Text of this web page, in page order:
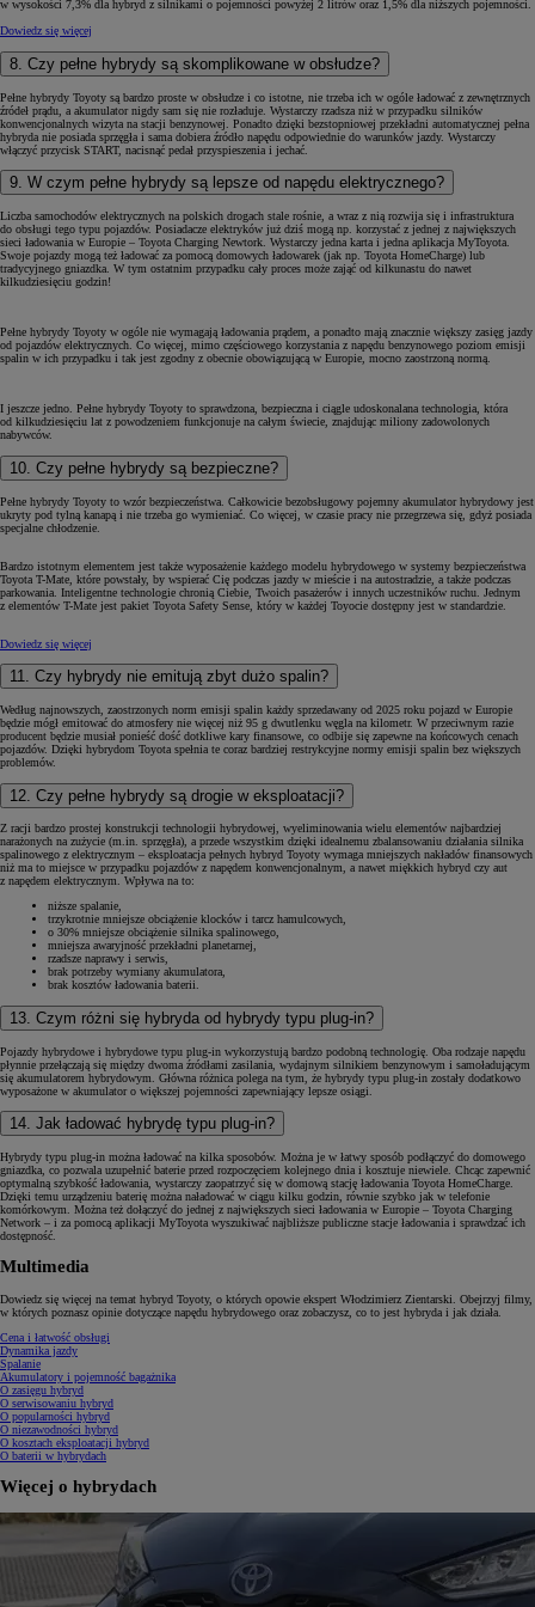
w wysokości 7,3% dla hybryd z silnikami o pojemności powyżej 2 litrów oraz 1,5% dla niższych pojemności.
Dowiedz się więcej
8. Czy pełne hybrydy są skomplikowane w obsłudze?
Pełne hybrydy Toyoty są bardzo proste w obsłudze i co istotne, nie trzeba ich w ogóle ładować z zewnętrznych
źródeł prądu, a akumulator nigdy sam się nie rozładuje. Wystarczy rzadsza niż w przypadku silników
konwencjonalnych wizyta na stacji benzynowej. Ponadto dzięki bezstopniowej przekładni automatycznej pełna
hybryda nie posiada sprzęgła i sama dobiera źródło napędu odpowiednie do warunków jazdy. Wystarczy
włączyć przycisk START, nacisnąć pedał przyspieszenia i jechać.
9. W czym pełne hybrydy są lepsze od napędu elektrycznego?
Liczba samochodów elektrycznych na polskich drogach stale rośnie, a wraz z nią rozwija się i infrastruktura
do obsługi tego typu pojazdów. Posiadacze elektryków już dziś mogą np. korzystać z jednej z największych
sieci ładowania w Europie – Toyota Charging Newtork. Wystarczy jedna karta i jedna aplikacja MyToyota.
Swoje pojazdy mogą też ładować za pomocą domowych ładowarek (jak np. Toyota HomeCharge) lub
tradycyjnego gniazdka. W tym ostatnim przypadku cały proces może zająć od kilkunastu do nawet
kilkudziesięciu godzin!
Pełne hybrydy Toyoty w ogóle nie wymagają ładowania prądem, a ponadto mają znacznie większy zasięg jazdy
od pojazdów elektrycznych. Co więcej, mimo częściowego korzystania z napędu benzynowego poziom emisji
spalin w ich przypadku i tak jest zgodny z obecnie obowiązującą w Europie, mocno zaostrzoną normą.
I jeszcze jedno. Pełne hybrydy Toyoty to sprawdzona, bezpieczna i ciągle udoskonalana technologia, która
od kilkudziesięciu lat z powodzeniem funkcjonuje na całym świecie, znajdując miliony zadowolonych
nabywców.
10. Czy pełne hybrydy są bezpieczne?
Pełne hybrydy Toyoty to wzór bezpieczeństwa. Całkowicie bezobsługowy pojemny akumulator hybrydowy jest
ukryty pod tylną kanapą i nie trzeba go wymieniać. Co więcej, w czasie pracy nie przegrzewa się, gdyż posiada
specjalne chłodzenie.
Bardzo istotnym elementem jest także wyposażenie każdego modelu hybrydowego w systemy bezpieczeństwa
Toyota T-Mate, które powstały, by wspierać Cię podczas jazdy w mieście i na autostradzie, a także podczas
parkowania. Inteligentne technologie chronią Ciebie, Twoich pasażerów i innych uczestników ruchu. Jednym
z elementów T-Mate jest pakiet Toyota Safety Sense, który w każdej Toyocie dostępny jest w standardzie.
Dowiedz się więcej
11. Czy hybrydy nie emitują zbyt dużo spalin?
Według najnowszych, zaostrzonych norm emisji spalin każdy sprzedawany od 2025 roku pojazd w Europie
będzie mógł emitować do atmosfery nie więcej niż 95 g dwutlenku węgla na kilometr. W przeciwnym razie
producent będzie musiał ponieść dość dotkliwe kary finansowe, co odbije się zapewne na końcowych cenach
pojazdów. Dzięki hybrydom Toyota spełnia te coraz bardziej restrykcyjne normy emisji spalin bez większych
problemów.
12. Czy pełne hybrydy są drogie w eksploatacji?
Z racji bardzo prostej konstrukcji technologii hybrydowej, wyeliminowania wielu elementów najbardziej
narażonych na zużycie (m.in. sprzęgła), a przede wszystkim dzięki idealnemu zbalansowaniu działania silnika
spalinowego z elektrycznym – eksploatacja pełnych hybryd Toyoty wymaga mniejszych nakładów finansowych
niż ma to miejsce w przypadku pojazdów z napędem konwencjonalnym, a nawet miękkich hybryd czy aut
z napędem elektrycznym. Wpływa na to:
niższe spalanie,
trzykrotnie mniejsze obciążenie klocków i tarcz hamulcowych,
o 30% mniejsze obciążenie silnika spalinowego,
mniejsza awaryjność przekładni planetarnej,
rzadsze naprawy i serwis,
brak potrzeby wymiany akumulatora,
brak kosztów ładowania baterii.
13. Czym różni się hybryda od hybrydy typu plug-in?
Pojazdy hybrydowe i hybrydowe typu plug-in wykorzystują bardzo podobną technologię. Oba rodzaje napędu
płynnie przełączają się między dwoma źródłami zasilania, wydajnym silnikiem benzynowym i samoładującym
się akumulatorem hybrydowym. Główna różnica polega na tym, że hybrydy typu plug-in zostały dodatkowo
wyposażone w akumulator o większej pojemności zapewniający lepsze osiągi.
14. Jak ładować hybrydę typu plug-in?
Hybrydy typu plug-in można ładować na kilka sposobów. Można je w łatwy sposób podłączyć do domowego
gniazdka, co pozwala uzupełnić baterie przed rozpoczęciem kolejnego dnia i kosztuje niewiele. Chcąc zapewnić
optymalną szybkość ładowania, wystarczy zaopatrzyć się w domową stację ładowania Toyota HomeCharge.
Dzięki temu urządzeniu baterię można naładować w ciągu kilku godzin, równie szybko jak w telefonie
komórkowym. Można też dołączyć do jednej z największych sieci ładowania w Europie – Toyota Charging
Network – i za pomocą aplikacji MyToyota wyszukiwać najbliższe publiczne stacje ładowania i sprawdzać ich
dostępność.
Multimedia
Dowiedz się więcej na temat hybryd Toyoty, o których opowie ekspert Włodzimierz Zientarski. Obejrzyj filmy,
w których poznasz opinie dotyczące napędu hybrydowego oraz zobaczysz, co to jest hybryda i jak działa.
Cena i łatwość obsługi
Dynamika jazdy
Spalanie
Akumulatory i pojemność bagażnika
O zasięgu hybryd
O serwisowaniu hybryd
O popularności hybryd
O niezawodności hybryd
O kosztach eksploatacji hybryd
O baterii w hybrydach
Więcej o hybrydach